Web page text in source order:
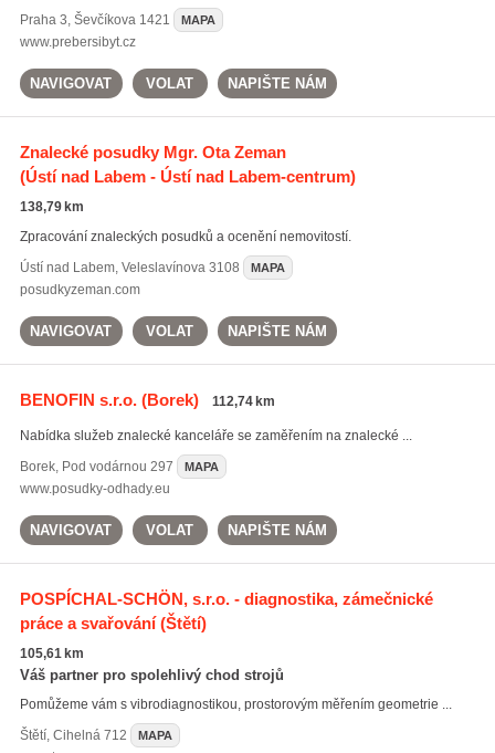
Praha 3, Ševčíkova 1421 MAPA
www.prebersibyt.cz
NAVIGOVAT VOLAT NAPIŠTE NÁM
Znalecké posudky Mgr. Ota Zeman
(Ústí nad Labem - Ústí nad Labem-centrum)
138,79 km
Zpracování znaleckých posudků a ocenění nemovitostí.
Ústí nad Labem, Veleslavínova 3108 MAPA
posudkyzeman.com
NAVIGOVAT VOLAT NAPIŠTE NÁM
BENOFIN s.r.o.(Borek) 112,74 km
Nabídka služeb znalecké kanceláře se zaměřením na znalecké ...
Borek, Pod vodárnou 297 MAPA
www.posudky-odhady.eu
NAVIGOVAT VOLAT NAPIŠTE NÁM
POSPÍCHAL-SCHÖN, s.r.o. - diagnostika, zámečnické
práce a svařování(Štětí)
105,61 km
Váš partner pro spolehlivý chod strojů
Pomůžeme vám s vibrodiagnostikou, prostorovým měřením geometrie ...
Štětí, Cihelná 712 MAPA